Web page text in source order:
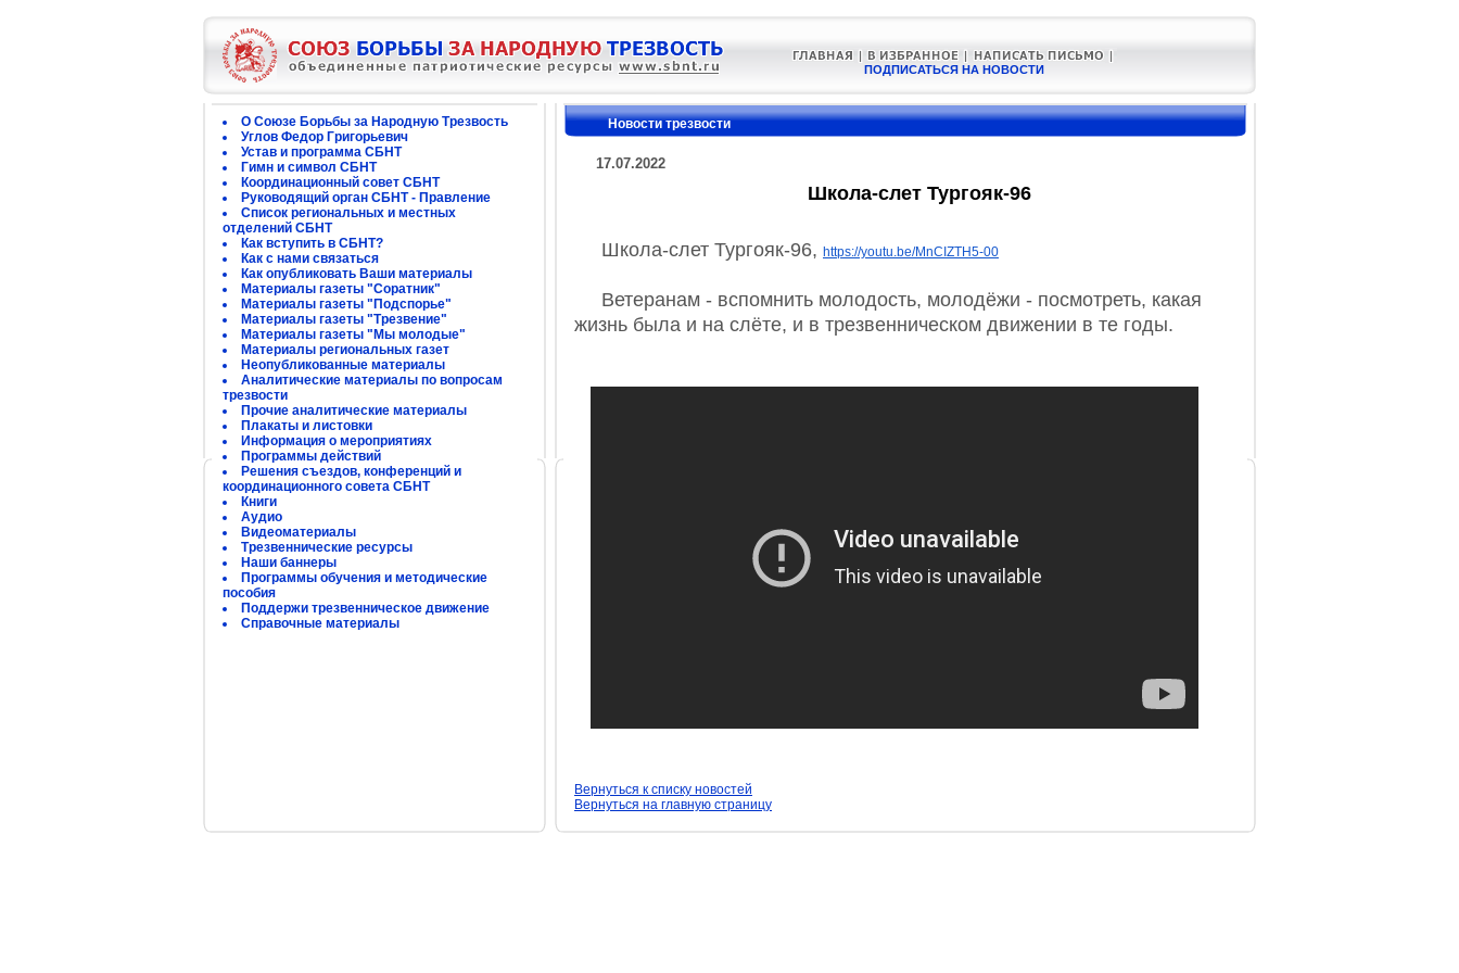
ПОДПИСАТЬСЯ НА НОВОСТИ
О Союзе Борьбы за Народную Трезвость
Углов Федор Григорьевич
Устав и программа СБНТ
Гимн и символ СБНТ
Координационный совет СБНТ
Руководящий орган СБНТ - Правление
Список региональных и местных
отделений СБНТ
Как вступить в СБНТ?
Как с нами связаться
Как опубликовать Ваши материалы
Материалы газеты "Соратник"
Материалы газеты "Подспорье"
Материалы газеты "Трезвение"
Материалы газеты "Мы молодые"
Материалы региональных газет
Неопубликованные материалы
Аналитические материалы по вопросам
трезвости
Прочие аналитические материалы
Плакаты и листовки
Информация о мероприятиях
Программы действий
Решения съездов, конференций и
координационного совета СБНТ
Книги
Аудио
Видеоматериалы
Трезвеннические ресурсы
Наши баннеры
Программы обучения и методические
пособия
Поддержи трезвенническое движение
Справочные материалы
Новости трезвости
17.07.2022
Школа-слет Тургояк-96
Школа-слет Тургояк-96, https://youtu.be/MnCIZTH5-00
Ветеранам - вспомнить молодость, молодёжи - посмотреть, какая
жизнь была и на слёте, и в трезвенническом движении в те годы.
Вернуться к списку новостей
Вернуться на главную страницу